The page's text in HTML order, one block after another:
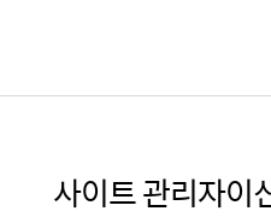
사이트 관리자이